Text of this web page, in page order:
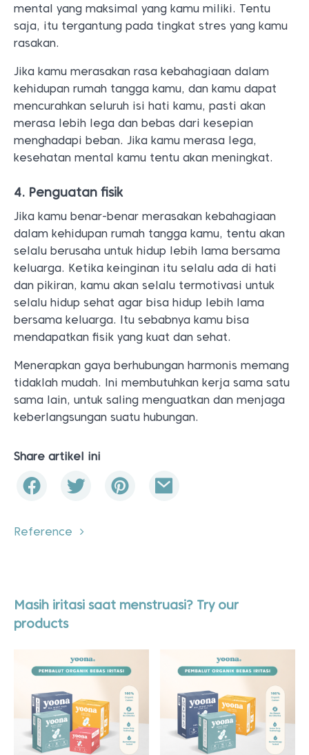
mental yang maksimal yang kamu miliki. Tentu
saja, itu tergantung pada tingkat stres yang kamu
rasakan.
Jika kamu merasakan rasa kebahagiaan dalam
kehidupan rumah tangga kamu, dan kamu dapat
mencurahkan seluruh isi hati kamu, pasti akan
merasa lebih lega dan bebas dari kesepian
menghadapi beban. Jika kamu merasa lega,
kesehatan mental kamu tentu akan meningkat.
4. Penguatan fisik
Jika kamu benar-benar merasakan kebahagiaan
dalam kehidupan rumah tangga kamu, tentu akan
selalu berusaha untuk hidup lebih lama bersama
keluarga. Ketika keinginan itu selalu ada di hati
dan pikiran, kamu akan selalu termotivasi untuk
selalu hidup sehat agar bisa hidup lebih lama
bersama keluarga. Itu sebabnya kamu bisa
mendapatkan fisik yang kuat dan sehat.
Menerapkan gaya berhubungan harmonis memang
tidaklah mudah. Ini membutuhkan kerja sama satu
sama lain, untuk saling menguatkan dan menjaga
keberlangsungan suatu hubungan.
Share artikel ini
Reference
Masih iritasi saat menstruasi? Try our
products